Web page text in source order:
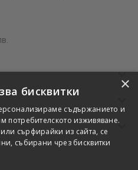
×
бисквитки
съдържанието и
потребителското изживяване.
сърфирайки из сайта, се
събирани чрез бисквитки